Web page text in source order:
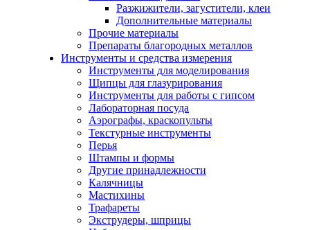
Разжижители, загустители, клеи
Дополнительные материалы
Прочие материалы
Препараты благородных металлов
Инструменты и средства измерения
Инструменты для моделирования
Щипцы для глазурирования
Инструменты для работы с гипсом
Лабораторная посуда
Аэрографы, краскопульты
Текстурные инструменты
Перья
Штампы и формы
Другие принадлежности
Калячницы
Мастихины
Трафареты
Экструдеры, шприцы